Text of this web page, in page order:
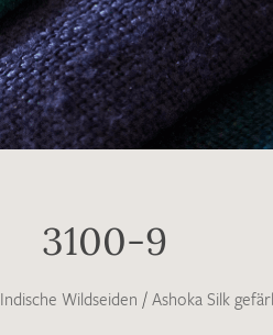
3100-9
Indische Wildseiden / Ashoka Silk